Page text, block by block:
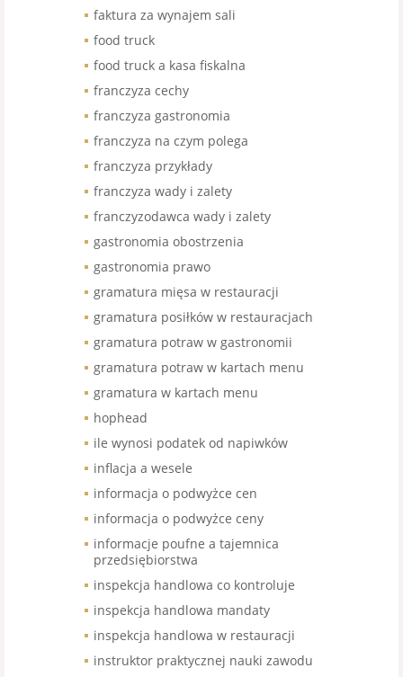
faktura za wynajem sali
food truck
food truck a kasa fiskalna
franczyza cechy
franczyza gastronomia
franczyza na czym polega
franczyza przykłady
franczyza wady i zalety
franczyzodawca wady i zalety
gastronomia obostrzenia
gastronomia prawo
gramatura mięsa w restauracji
gramatura posiłków w restauracjach
gramatura potraw w gastronomii
gramatura potraw w kartach menu
gramatura w kartach menu
hophead
ile wynosi podatek od napiwków
inflacja a wesele
informacja o podwyżce cen
informacja o podwyżce ceny
informacje poufne a tajemnica
przedsiębiorstwa
inspekcja handlowa co kontroluje
inspekcja handlowa mandaty
inspekcja handlowa w restauracji
instruktor praktycznej nauki zawodu